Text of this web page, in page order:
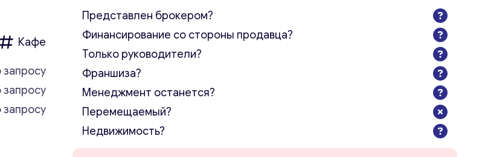
Кафе
запросу
запросу
запросу
Представлен брокером?
Финансирование со стороны продавца?
Только руководители?
Франшиза?
Менеджмент останется?
Перемещаемый?
Недвижимость?